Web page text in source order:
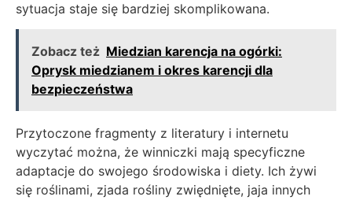
sytuacja staje się bardziej skomplikowana.
Zobacz też Miedzian karencja na ogórki:
Oprysk miedzianem i okres karencji dla
bezpieczeństwa
Przytoczone fragmenty z literatury i internetu
wyczytać można, że winniczki mają specyficzne
adaptacje do swojego środowiska i diety. Ich żywi
się roślinami, zjada rośliny zwiędnięte, jaja innych